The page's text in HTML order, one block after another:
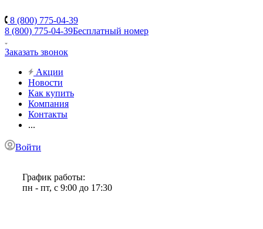
8 (800) 775-04-39
8 (800) 775-04-39Бесплатный номер
Заказать звонок
Акции
Новости
Как купить
Компания
Контакты
...
Войти
График работы:
пн - пт, с 9:00 до 17:30